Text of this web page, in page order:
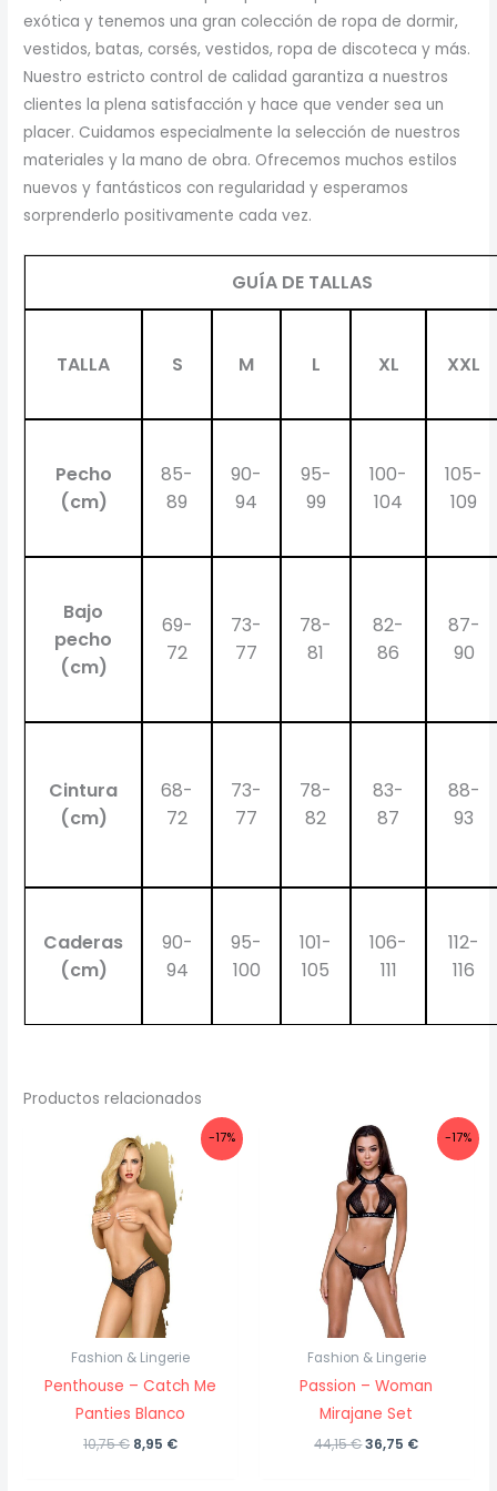
exótica y tenemos una gran colección de ropa de dormir,
vestidos, batas, corsés, vestidos, ropa de discoteca y más.
Nuestro estricto control de calidad garantiza a nuestros
clientes la plena satisfacción y hace que vender sea un
placer. Cuidamos especialmente la selección de nuestros
materiales y la mano de obra. Ofrecemos muchos estilos
nuevos y fantásticos con regularidad y esperamos
sorprenderlo positivamente cada vez.
GUÍA DE TALLAS
TALLA S M L XL XXL
Pecho
(cm)
85-
89
90-
94
95-
99
100-
104
105-
109
Bajo
pecho
(cm)
69-
72
73-
77
78-
81
82-
86
87-
90
Cintura
(cm)
68-
72
73-
77
78-
82
83-
87
88-
93
Caderas
(cm)
90-
94
95-
100
101-
105
106-
111
112-
116
Productos relacionados
-17%
Fashion & Lingerie
Penthouse – Catch Me
Panties Blanco
10,75€ El
8,95 €El
-17%
Fashion & Lingerie
Passion – Woman
Mirajane Set
44,15€El
36,75 €El